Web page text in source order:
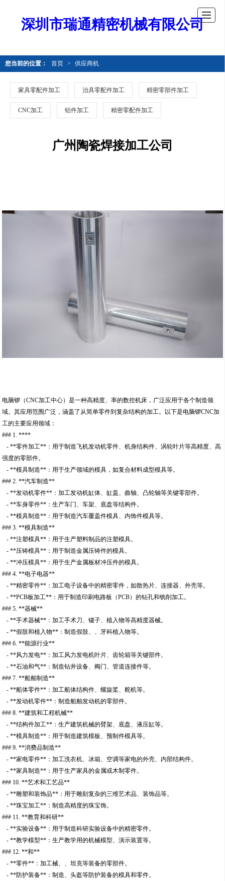
深圳市瑞通精密机械有限公司
您当前的位置： 首页 > 供应商机
家具零配件加工 治具零配件加工 精密零部件加工
CNC加工 铝件加工 精密零配件加工
广州陶瓷焊接加工公司
电脑锣（CNC加工中心）是一种高精度、率的数控机床，广泛应用于各个制造领
域。其应用范围广泛，涵盖了从简单零件到复杂结构的加工。以下是电脑锣CNC加
工的主要应用领域：
### 1. ****
- **零件加工**：用于制造飞机发动机零件、机身结构件、涡轮叶片等高精度、高
强度的零部件。
- **模具制造**：用于生产领域的模具，如复合材料成型模具等。
### 2. **汽车制造**
- **发动机零件**：加工发动机缸体、缸盖、曲轴、凸轮轴等关键零部件。
- **车身零件**：生产车门、车架、底盘等结构件。
- **模具制造**：用于制造汽车覆盖件模具、内饰件模具等。
### 3. **模具制造**
- **注塑模具**：用于生产塑料制品的注塑模具。
- **压铸模具**：用于制造金属压铸件的模具。
- **冲压模具**：用于生产金属板材冲压件的模具。
### 4. **电子电器**
- **精密零件**：加工电子设备中的精密零件，如散热片、连接器、外壳等。
- **PCB板加工**：用于制造印刷电路板（PCB）的钻孔和铣削加工。
### 5. **器械**
- **手术器械**：加工手术刀、镊子、植入物等高精度器械。
- **假肢和植入物**：制造假肢、、牙科植入物等。
### 6. **能源行业**
- **风力发电**：加工风力发电机叶片、齿轮箱等关键部件。
- **石油和气**：制造钻井设备、阀门、管道连接件等。
### 7. **船舶制造**
- **船体零件**：加工船体结构件、螺旋桨、舵机等。
- **发动机零件**：制造船舶发动机的零部件。
### 8. **建筑和工程机械**
- **结构件加工**：生产建筑机械的臂架、底盘、液压缸等。
- **模具制造**：用于制造建筑模板、预制件模具等。
### 9. **消费品制造**
- **家电零件**：加工洗衣机、冰箱、空调等家电的外壳、内部结构件。
- **家具制造**：用于生产家具的金属或木制零件。
### 10. **艺术和工艺品**
- **雕塑和装饰品**：用于雕刻复杂的三维艺术品、装饰品等。
- **珠宝加工**：制造高精度的珠宝饰。
### 11. **教育和科研**
- **实验设备**：用于制造科研实验设备中的精密零件。
- **教学模型**：生产教学用的机械模型、演示装置等。
### 12. **和**
- **零件**：加工械、、坦克等装备的零部件。
- **防护装备**：制造、头盔等防护装备的模具和零件。